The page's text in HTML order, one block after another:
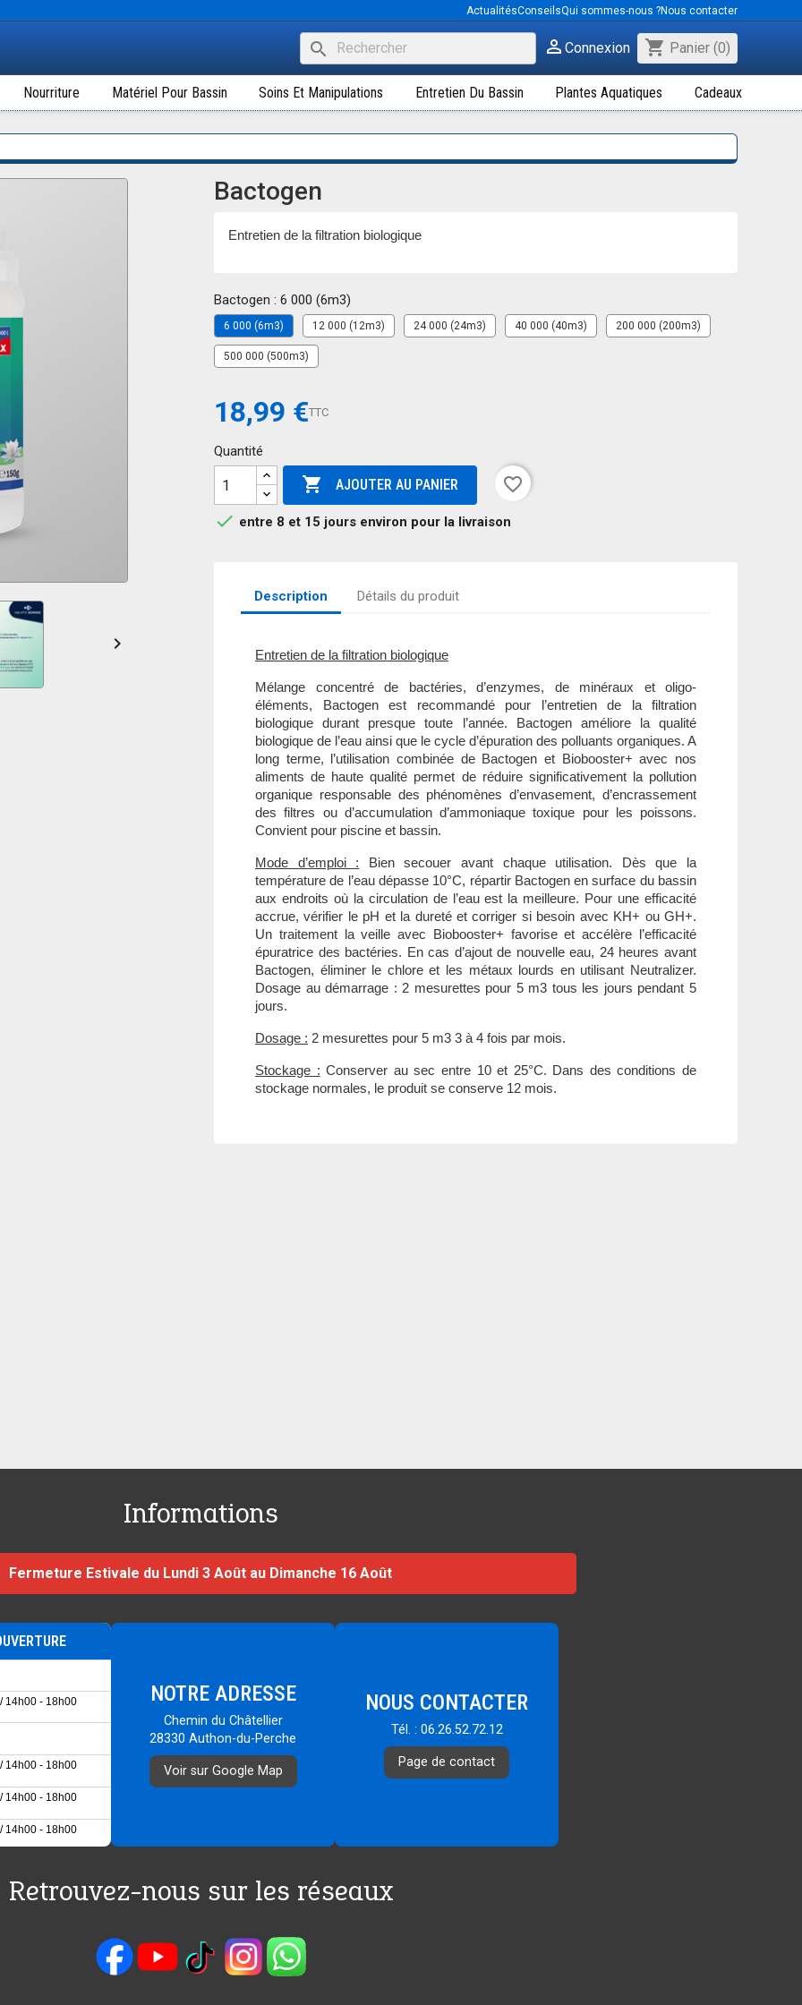
ActualitésConseilsQui sommes-nous ?Nous contacter
search  Connexion shopping_cart Panier (0)
Nourriture Matériel Pour Bassin Soins Et Manipulations Entretien Du Bassin Plantes Aquatiques Cadeaux

Bactogen
Entretien de la filtration biologique
Bactogen : 6 000 (6m3)
6 000 (6m3) 12 000 (12m3) 24 000 (24m3) 40 000 (40m3) 200 000 (200m3)
500 000 (500m3)
18,99 €TTC
Quantité
 AJOUTER AU PANIER
favorite_border
 entre 8 et 15 jours environ pour la livraison
Description Détails du produit
Entretien de la filtration biologique
Mélange concentré de bactéries, d’enzymes, de minéraux et oligo-
éléments, Bactogen est recommandé pour l’entretien de la filtration
biologique durant presque toute l’année. Bactogen améliore la qualité
biologique de l’eau ainsi que le cycle d’épuration des polluants organiques. A
long terme, l’utilisation combinée de Bactogen et Biobooster+ avec nos
aliments de haute qualité permet de réduire significativement la pollution
organique responsable des phénomènes d’envasement, d’encrassement
des filtres ou d’accumulation d’ammoniaque toxique pour les poissons.
Convient pour piscine et bassin.
Mode d’emploi : Bien secouer avant chaque utilisation. Dès que la
température de l’eau dépasse 10°C, répartir Bactogen en surface du bassin
aux endroits où la circulation de l’eau est la meilleure. Pour une efficacité
accrue, vérifier le pH et la dureté et corriger si besoin avec KH+ ou GH+.
Un traitement la veille avec Biobooster+ favorise et accélère l’efficacité
épuratrice des bactéries. En cas d’ajout de nouvelle eau, 24 heures avant
Bactogen, éliminer le chlore et les métaux lourds en utilisant Neutralizer.
Dosage au démarrage : 2 mesurettes pour 5 m3 tous les jours pendant 5
jours.
Dosage : 2 mesurettes pour 5 m3 3 à 4 fois par mois.
Stockage : Conserver au sec entre 10 et 25°C. Dans des conditions de
stockage normales, le produit se conserve 12 mois.
Informations
Fermeture Estivale du Lundi 3 Août au Dimanche 16 Août
14h00 - 18h00
14h00 - 18h00
14h00 - 18h00
14h00 - 18h00
NOTRE ADRESSE
Chemin du Châtellier
28330 Authon-du-Perche
Voir sur Google Map
NOUS CONTACTER
Tél. : 06.26.52.72.12
Page de contact
Retrouvez-nous sur les réseaux